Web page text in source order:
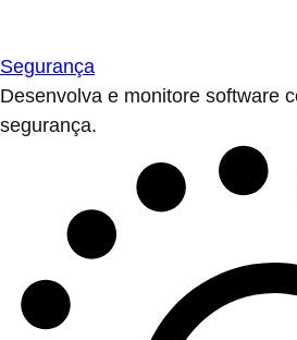
Segurança
Desenvolva e monitore software
segurança.